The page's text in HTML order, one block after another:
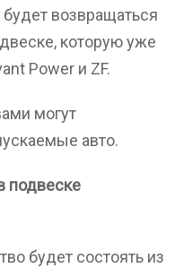
будет возвращаться
которую уже
Power и ZF.
могут
авто.
подвеске
будет состоять из